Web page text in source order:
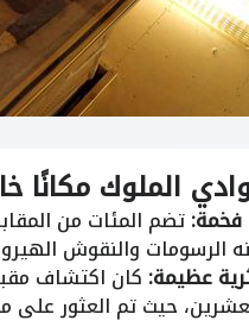
الملوك مكانًا
فخمة:تضم المئات من
الرسومات والنقوش
عظيمة:
حيث تم العثور على